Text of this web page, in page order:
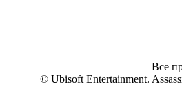
Все
© Ubisoft Entertainment.